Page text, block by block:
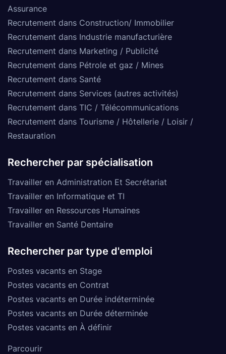
Assurance
Recrutement dans Construction/ Immobilier
Recrutement dans Industrie manufacturière
Recrutement dans Marketing / Publicité
Recrutement dans Pétrole et gaz / Mines
Recrutement dans Santé
Recrutement dans Services (autres activités)
Recrutement dans TIC / Télécommunications
Recrutement dans Tourisme / Hôtellerie / Loisir /
Restauration
Rechercher par spécialisation
Travailler en Administration Et Secrétariat
Travailler en Informatique et TI
Travailler en Ressources Humaines
Travailler en Santé Dentaire
Rechercher par type d'emploi
Postes vacants en Stage
Postes vacants en Contrat
Postes vacants en Durée indéterminée
Postes vacants en Durée déterminée
Postes vacants en À définir
Parcourir